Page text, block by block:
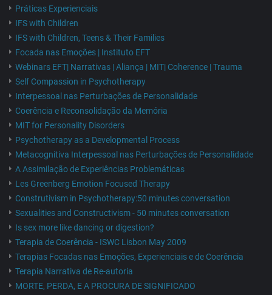
Práticas Experienciais
IFS with Children
IFS with Children, Teens & Their Families
Focada nas Emoções | Instituto EFT
Webinars EFT| Narrativas | Aliança | MIT| Coherence | Trauma
Self Compassion in Psychotherapy
Interpessoal nas Perturbações de Personalidade
Coerência e Reconsolidação da Memória
MIT for Personality Disorders
Psychotherapy as a Developmental Process
Metacognitiva Interpessoal nas Perturbações de Personalidade
A Assimilação de Experiências Problemáticas
Les Greenberg Emotion Focused Therapy
Construtivism in Psychotherapy:50 minutes conversation
Sexualities and Constructivism - 50 minutes conversation
Is sex more like dancing or digestion?
Terapia de Coerência - ISWC Lisbon May 2009
Terapias Focadas nas Emoções, Experienciais e de Coerência
Terapia Narrativa de Re-autoria
MORTE, PERDA, E A PROCURA DE SIGNIFICADO